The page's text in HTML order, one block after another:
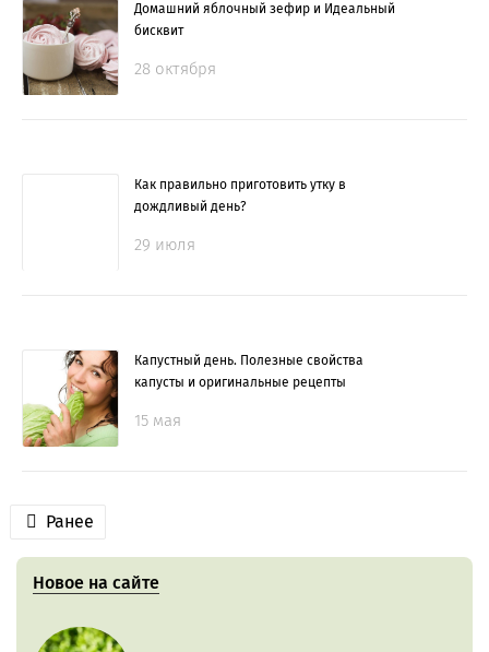
Домашний яблочный зефир и Идеальный
бисквит
28 октября
Как правильно приготовить утку в
дождливый день?
29 июля
Капустный день. Полезные свойства
капусты и оригинальные рецепты
15 мая
Ранее
Новое на сайте